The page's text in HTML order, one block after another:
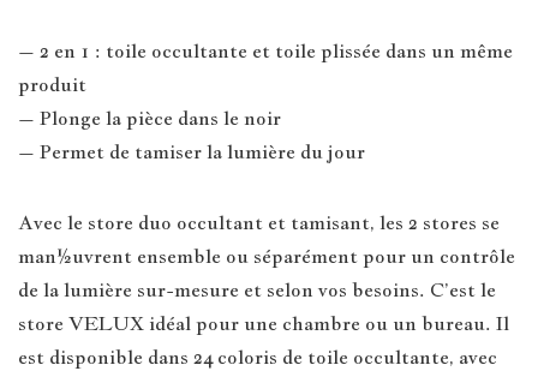
– 2 en 1 : toile occultante et toile plissée dans un même
produit
– Plonge la pièce dans le noir
– Permet de tamiser la lumière du jour
Avec le store duo occultant et tamisant, les 2 stores se
man½uvrent ensemble ou séparément pour un contrôle
de la lumière sur-mesure et selon vos besoins. C’est le
store VELUX idéal pour une chambre ou un bureau. Il
est disponible dans 24 coloris de toile occultante, avec